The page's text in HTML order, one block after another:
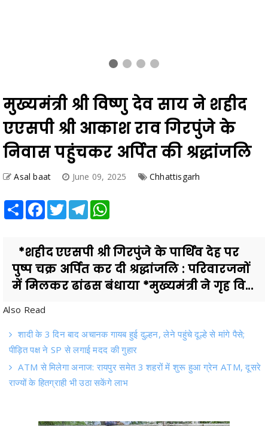
मुख्यमंत्री श्री विष्णु देव साय ने शहीद
एएसपी श्री आकाश राव गिरपुंजे के
निवास पहुंचकर अर्पित की श्रद्धांजलि
Asal baat June 09, 2025 Chhattisgarh
*शहीद एएसपी श्री गिरपुंजे के पार्थिव देह पर
में मिलकर ढांढस बंधाया *मुख्यमंत्री ने गृह वि...
Also Read
पीड़ित पक्ष ने SP से लगाई मदद की गुहार
ATM से मिलेगा अनाज: रायपुर समेत 3 शहरों में शुरू हुआ ग्रेन ATM, दूसरे
राज्यों के हितग्राही भी उठा सकेंगे लाभ